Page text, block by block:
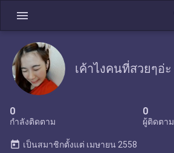
menu
เค้าไงคนที่สวยๆอ่ะ
0
กำลังติดตาม
0
ผู้ติดตาม
today เป็นสมาชิกตั้งแต่ เมษายน 2558